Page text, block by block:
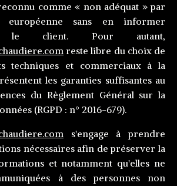
comme « non adéquat » par
européenne sans en informer
le client. Pour autant,
reste libre du choix de
techniques et commerciaux à la
les garanties suffisantes au
du Règlement Général sur la
(RGPD : n° 2016-679).
s'engage à prendre
nécessaires afin de préserver la
et notamment qu'elles ne
à des personnes non